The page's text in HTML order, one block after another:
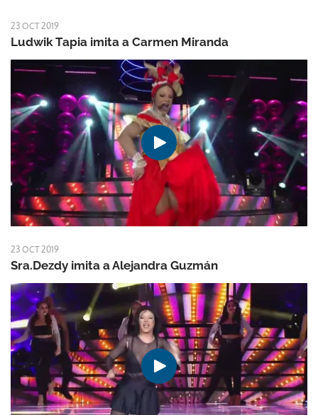
23 OCT 2019
Ludwik Tapia imita a Carmen Miranda
23 OCT 2019
Sra.Dezdy imita a Alejandra Guzmán